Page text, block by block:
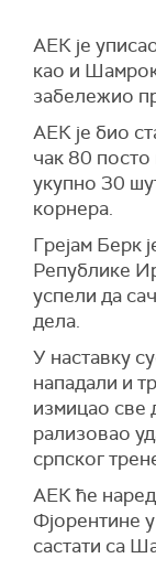
АЕК је
као и Шамрок
забележио
АЕК је био
чак 80
укупно 30
корнера.
Грејам Берк
Републике
успели да
дела.
У наставку
нападали и
измицао све
рализовао
српског
АЕК ће
Фјорентине
састати са